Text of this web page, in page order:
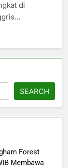
di
SEARCH
Forest
Membawa